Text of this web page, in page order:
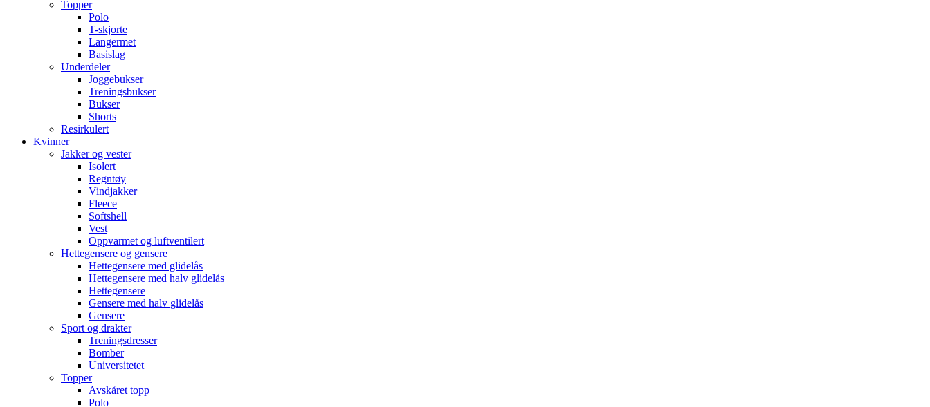
Topper
Polo
T-skjorte
Langermet
Basislag
Underdeler
Joggebukser
Treningsbukser
Bukser
Shorts
Resirkulert
Kvinner
Jakker og vester
Isolert
Regntøy
Vindjakker
Fleece
Softshell
Vest
Oppvarmet og luftventilert
Hettegensere og gensere
Hettegensere med glidelås
Hettegensere med halv glidelås
Hettegensere
Gensere med halv glidelås
Gensere
Sport og drakter
Treningsdresser
Bomber
Universitetet
Topper
Avskåret topp
Polo